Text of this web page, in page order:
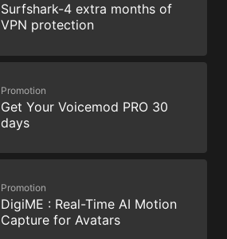
Surfshark-4 extra months of
VPN protection
Promotion
Get Your Voicemod PRO 30
days
Promotion
DigiME : Real-Time AI Motion
Capture for Avatars